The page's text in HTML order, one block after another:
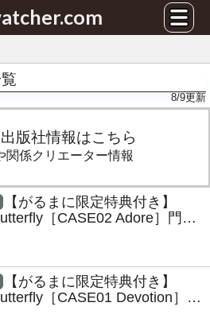
8/9更新
版社情報はこちら
関係クリエーター情報
【がるまに限定特典付き】
［CASE02 Adore］門阪
【がるまに限定特典付き】
［CASE01 Devotion］蒔
ポット登